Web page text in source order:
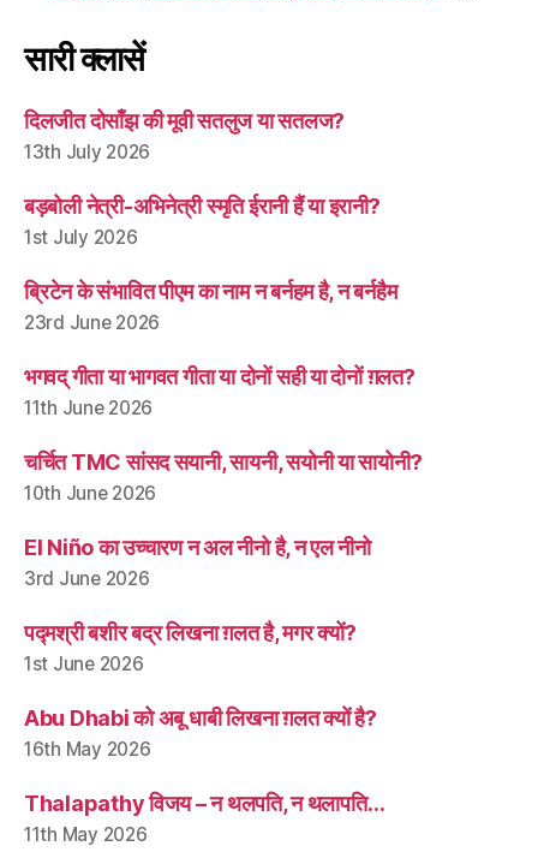
सारी क्लासें
दिलजीत दोसाँझ की मूवी सतलुज या सतलज?
13th July 2026
बड़बोली नेत्री-अभिनेत्री स्मृति ईरानी हैं या इरानी?
1st July 2026
ब्रिटेन के संभावित पीएम का नाम न बर्नहम है, न बर्नहैम
23rd June 2026
भगवद् गीता या भागवत गीता या दोनों सही या दोनों ग़लत?
11th June 2026
चर्चित TMC सांसद सयानी, सायनी, सयोनी या सायोनी?
10th June 2026
El Niño का उच्चारण न अल नीनो है, न एल नीनो
3rd June 2026
पद्मश्री बशीर बद्र लिखना ग़लत है, मगर क्यों?
1st June 2026
Abu Dhabi को अबू धाबी लिखना ग़लत क्यों है?
16th May 2026
Thalapathy विजय – न थलपति, न थलापति…
11th May 2026